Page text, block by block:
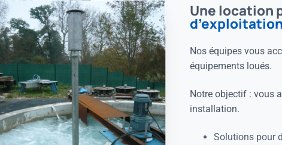
Une location
d’exploitation
Nos équipes vous
équipements loués.
Notre objectif : vous
installation.
Solutions pour